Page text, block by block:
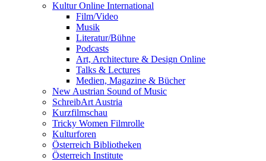
Kultur Online International
Film/Video
Musik
Literatur/Bühne
Podcasts
Art, Architecture & Design Online
Talks & Lectures
Medien, Magazine & Bücher
New Austrian Sound of Music
SchreibArt Austria
Kurzfilmschau
Tricky Women Filmrolle
Kulturforen
Österreich Bibliotheken
Österreich Institute